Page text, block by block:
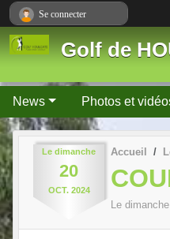
Golf de
News Photos et
Le dimanche
20
OCT. 2024
Accueil
Le dimanche
Se connecter
Panneau de gestion des